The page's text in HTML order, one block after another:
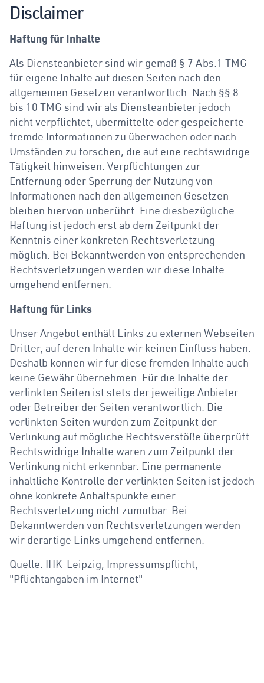
Disclaimer
Haftung für Inhalte
Als Diensteanbieter sind wir gemäß § 7 Abs.1 TMG
für eigene Inhalte auf diesen Seiten nach den
allgemeinen Gesetzen verantwortlich. Nach §§ 8
bis 10 TMG sind wir als Diensteanbieter jedoch
nicht verpflichtet, übermittelte oder gespeicherte
fremde Informationen zu überwachen oder nach
Umständen zu forschen, die auf eine rechtswidrige
Tätigkeit hinweisen. Verpflichtungen zur
Entfernung oder Sperrung der Nutzung von
Informationen nach den allgemeinen Gesetzen
bleiben hiervon unberührt. Eine diesbezügliche
Haftung ist jedoch erst ab dem Zeitpunkt der
Kenntnis einer konkreten Rechtsverletzung
möglich. Bei Bekanntwerden von entsprechenden
Rechtsverletzungen werden wir diese Inhalte
umgehend entfernen.
Haftung für Links
Unser Angebot enthält Links zu externen Webseiten
Dritter, auf deren Inhalte wir keinen Einfluss haben.
Deshalb können wir für diese fremden Inhalte auch
keine Gewähr übernehmen. Für die Inhalte der
verlinkten Seiten ist stets der jeweilige Anbieter
oder Betreiber der Seiten verantwortlich. Die
verlinkten Seiten wurden zum Zeitpunkt der
Verlinkung auf mögliche Rechtsverstöße überprüft.
Rechtswidrige Inhalte waren zum Zeitpunkt der
Verlinkung nicht erkennbar. Eine permanente
inhaltliche Kontrolle der verlinkten Seiten ist jedoch
ohne konkrete Anhaltspunkte einer
Rechtsverletzung nicht zumutbar. Bei
Bekanntwerden von Rechtsverletzungen werden
wir derartige Links umgehend entfernen.
Quelle: IHK-Leipzig, Impressumspflicht,
"Pflichtangaben im Internet"